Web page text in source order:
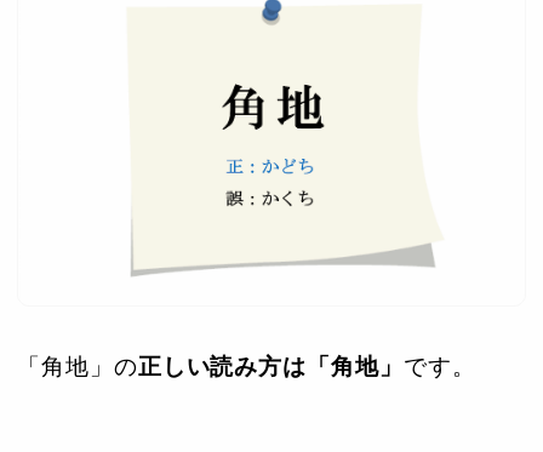
「角地」の正しい読み方は「角地」 です。